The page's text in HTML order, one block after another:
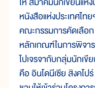
หนังสือแห่งประเทศไท
คณะกรรมการคัดเลือ
หลักเกณฑ์ในการพิจา
ไปเจรจากับกลุ่มนักเขี
คือ อินโดนีเซีย สิงคโป